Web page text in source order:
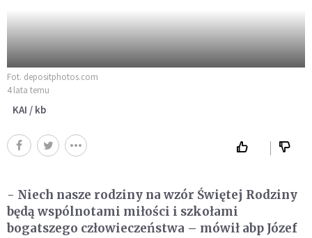
Fot. depositphotos.com
4 lata temu
KAI / kb
- Niech nasze rodziny na wzór Świętej Rodziny
będą wspólnotami miłości i szkołami
bogatszego człowieczeństwa – mówił abp Józef